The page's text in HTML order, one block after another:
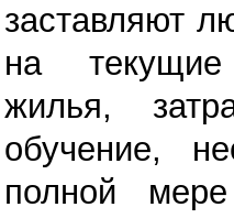
заставляют
на
жилья,
обучение,
полной мере